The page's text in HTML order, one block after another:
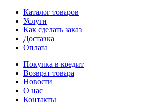
Каталог товаров
Услуги
Как сделать заказ
Доставка
Оплата
Покупка в кредит
Возврат товара
Новости
О нас
Контакты